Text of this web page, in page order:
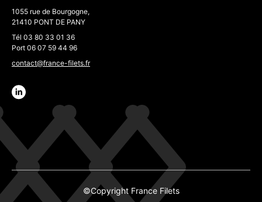
1055 rue de Bourgogne,
21410 PONT DE PANY
Tél 03 80 33 01 36
Port 06 07 59 44 96
contact@france-filets.fr
©Copyright France Filets